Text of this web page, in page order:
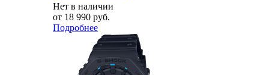
Нет в наличии
от 18 990 руб.
Подробнее